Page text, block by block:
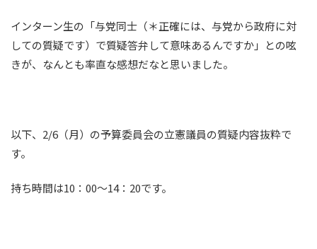
インターン生の「与党同士（＊正確には、与党から政府に対
しての質疑です）で質疑答弁して意味あるんですか」との呟
きが、なんとも率直な感想だなと思いました。
以下、2/6（月）の予算委員会の立憲議員の質疑内容抜粋で
す。
持ち時間は10：00～14：20です。